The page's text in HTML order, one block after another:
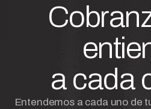
a cada
Entendemos a cada uno de